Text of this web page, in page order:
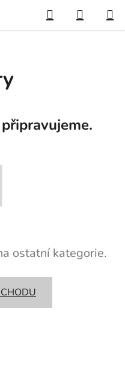
Hledat
KOŠÍK
ostatní kategorie.